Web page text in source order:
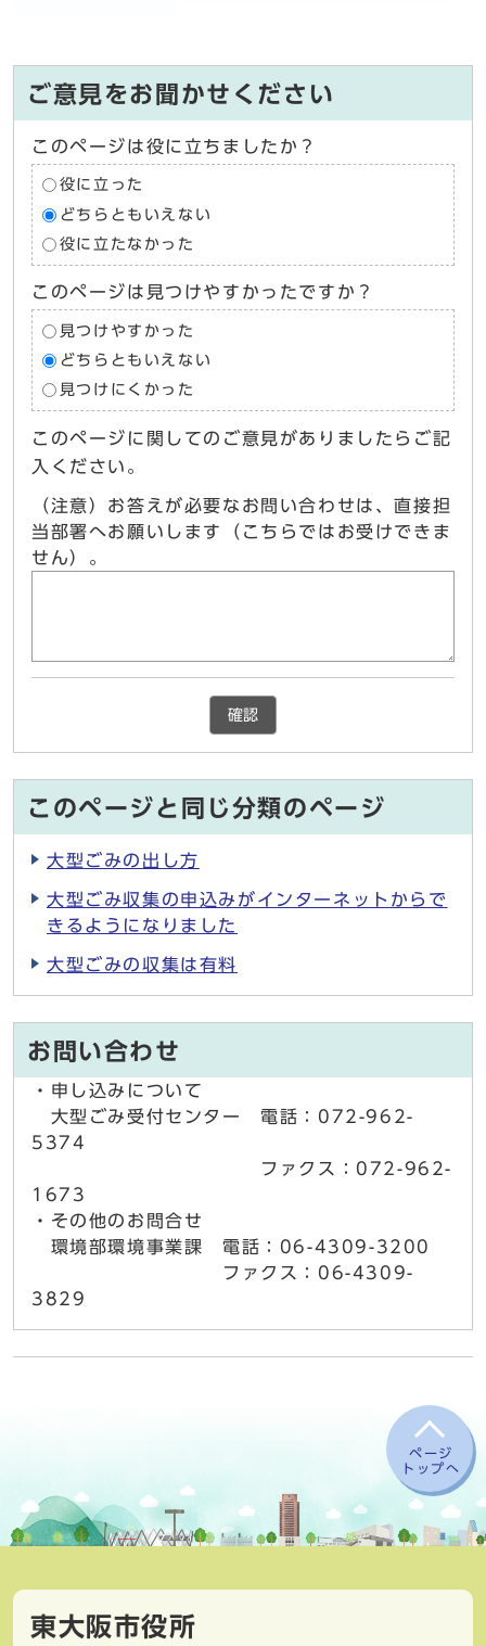
ご意見をお聞かせください
このページは役に立ちましたか？
役に立った
どちらともいえない
役に立たなかった
このページは見つけやすかったですか？
見つけやすかった
どちらともいえない
見つけにくかった
このページに関してのご意見がありましたらご記
入ください。
（注意）お答えが必要なお問い合わせは、直接担
当部署へお願いします（こちらではお受けできま
せん）。
確認
このページと同じ分類のページ
大型ごみの出し方
大型ごみ収集の申込みがインターネットからで
きるようになりました
大型ごみの収集は有料
お問い合わせ
・申し込みについて
大型ごみ受付センター 電話：072-962-
5374
ファクス：072-962-
1673
・その他のお問合せ
環境部環境事業課 電話：06-4309-3200
ファクス：06-4309-
3829
ページ
トップへ
東大阪市役所